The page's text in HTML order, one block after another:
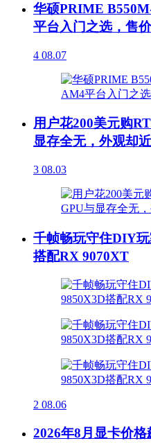
华硕PRIME
平台入门之选，售
4 08.07
用户花200美元购
显存全无，外观却
3 08.03
千帧畅玩守住DIY
搭配RX 9070XT
2 08.06
2026年8月显卡价